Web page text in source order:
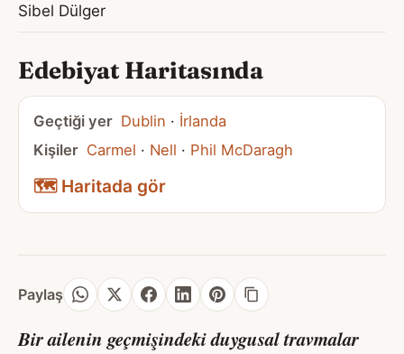
Sibel Dülger
Edebiyat Haritasında
Geçtiği yer Dublin · İrlanda
Kişiler Carmel · Nell · Phil McDaragh
🗺️ Haritada gör
Paylaş
Bir ailenin geçmişindeki duygusal travmalar